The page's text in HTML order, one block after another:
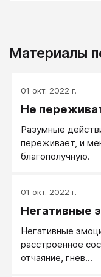
Материалы
01 окт. 2022 г.
Не
Разумные
переживает, и
благополучную.
01 окт. 2022 г.
Негативные
Негативные
расстроенное
отчаяние, гнев...